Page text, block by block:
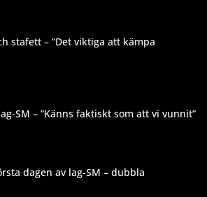
stafett – ”Det viktiga att kämpa
SM – ”Känns faktiskt som att vi vunnit”
dagen av lag-SM – dubbla